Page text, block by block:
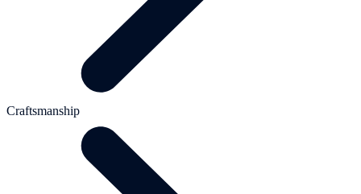
Craftsmanship